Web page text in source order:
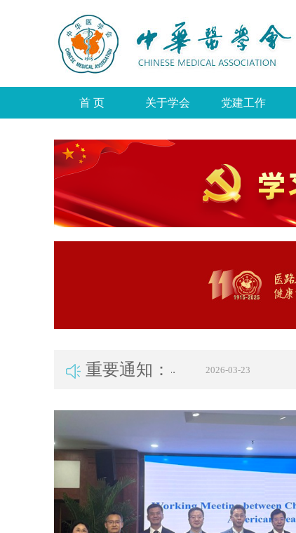
首 页 关于学会 党建工作
重要通知：
定资产处置项目交易情况的... 2026-03-23